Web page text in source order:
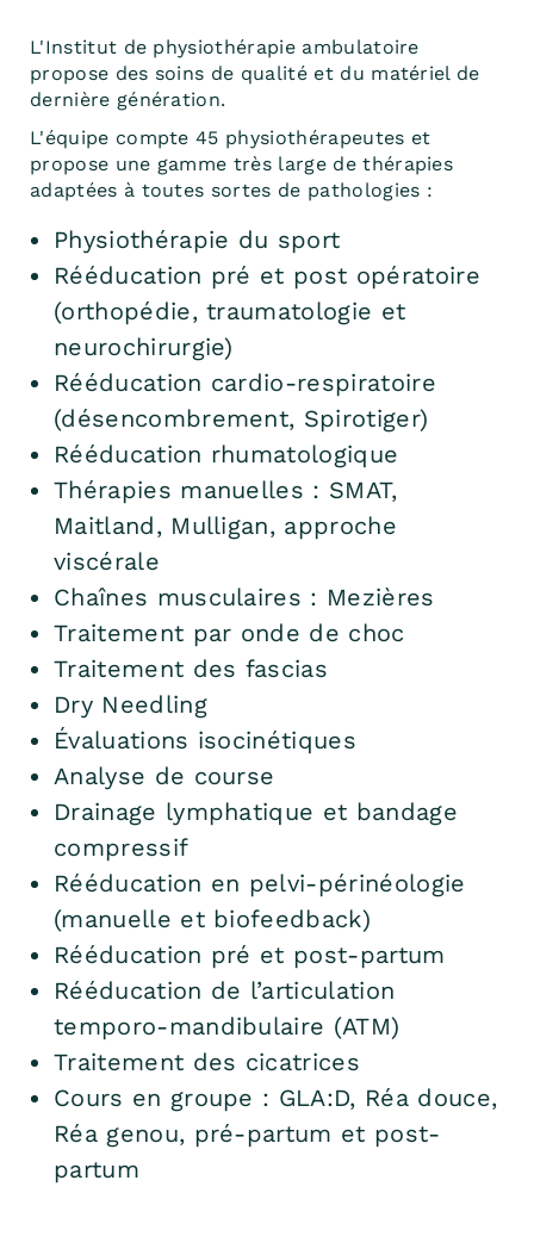
L'Institut de physiothérapie ambulatoire
propose des soins de qualité et du matériel de
dernière génération.
L'équipe compte 45 physiothérapeutes et
propose une gamme très large de thérapies
adaptées à toutes sortes de pathologies :
Physiothérapie du sport
Rééducation pré et post opératoire
(orthopédie, traumatologie et
neurochirurgie)
Rééducation cardio-respiratoire
(désencombrement, Spirotiger)
Rééducation rhumatologique
Thérapies manuelles : SMAT,
Maitland, Mulligan, approche
viscérale
Chaînes musculaires : Mezières
Traitement par onde de choc
Traitement des fascias
Dry Needling
Évaluations isocinétiques
Analyse de course
Drainage lymphatique et bandage
compressif
Rééducation en pelvi-périnéologie
(manuelle et biofeedback)
Rééducation pré et post-partum
Rééducation de l’articulation
temporo-mandibulaire (ATM)
Traitement des cicatrices
Cours en groupe : GLA:D, Réa douce,
Réa genou, pré-partum et post-
partum